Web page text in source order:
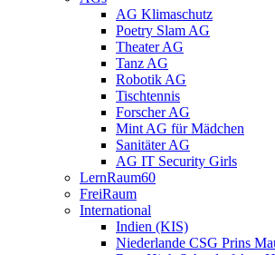
AG Klimaschutz
Poetry Slam AG
Theater AG
Tanz AG
Robotik AG
Tischtennis
Forscher AG
Mint AG für Mädchen
Sanitäter AG
AG IT Security Girls
LernRaum60
FreiRaum
International
Indien (KIS)
Niederlande CSG Prins